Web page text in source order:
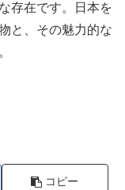
存在です。日本を
と、その魅力的な
コピー